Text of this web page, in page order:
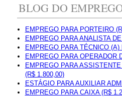
BLOG DO
EMPREGO PARA PORTEIRO
EMPREGO PARA ANALISTA
EMPREGO PARA TÉCNICO
EMPREGO PARA OPERADOR
EMPREGO PARA
(R$ 1.800,00)
ESTÁGIO PARA AUXILIAR
EMPREGO PARA CAIXA (R$